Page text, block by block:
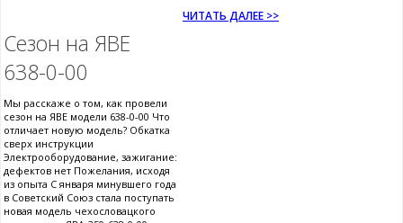
ЧИТАТЬ ДАЛЕЕ >>
Сезон на ЯВЕ
638-0-00
Мы расскаже о том, как провели
сезон на ЯВЕ модели 638-0-00 Что
отличает новую модель? Обкатка
сверх инструкции
Электрооборудование, зажигание:
дефектов нет Пожелания, исходя
из опыта С января минувшего года
в Советский Союз стала поступать
новая модель чехословацкого